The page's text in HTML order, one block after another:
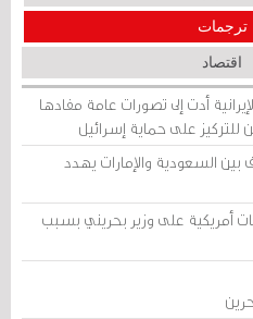
ترجمات
اقتصاد
أدت إلى تصورات عامة مفادها
للتركيز على حماية إسرائيل
السعودية والإمارات يهدد
أمريكية على وزير بحريني بسبب